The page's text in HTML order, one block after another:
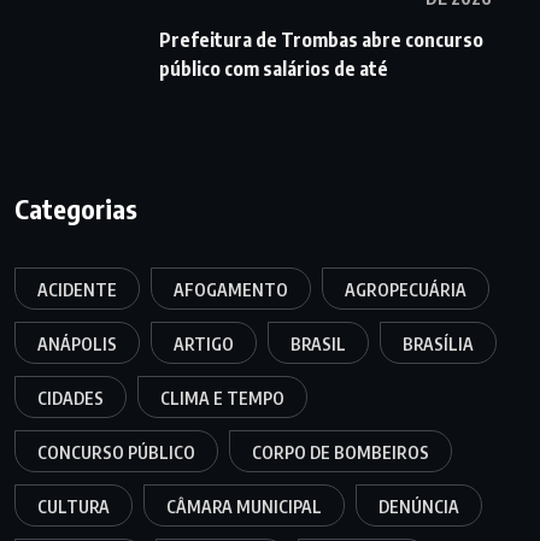
Prefeitura de Trombas abre concurso
público com salários de até
Categorias
ACIDENTE AFOGAMENTO AGROPECUÁRIA
ANÁPOLIS ARTIGO BRASIL BRASÍLIA
CIDADES CLIMA E TEMPO
CONCURSO PÚBLICO CORPO DE BOMBEIROS
CULTURA CÂMARA MUNICIPAL DENÚNCIA